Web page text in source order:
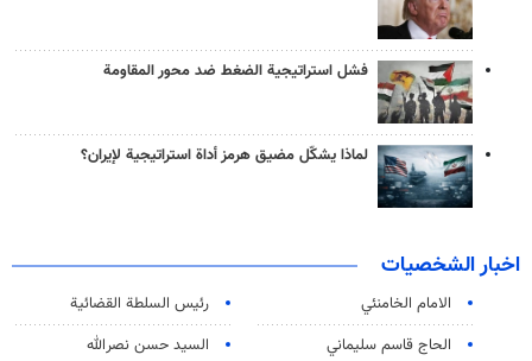
فشل استراتيجية الضغط ضد محور المقاومة
لماذا يشكّل مضيق هرمز أداة استراتيجية لإيران؟
اخبار الشخصيات
الامام الخامنئي
رئیس السلطة القضائیة
الحاج قاسم سليماني
السيد حسن نصرالله